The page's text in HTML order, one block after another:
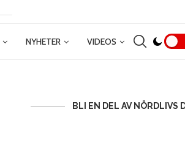
NYHETER VIDEOS
BLI EN DEL AV NÖRDLIVS